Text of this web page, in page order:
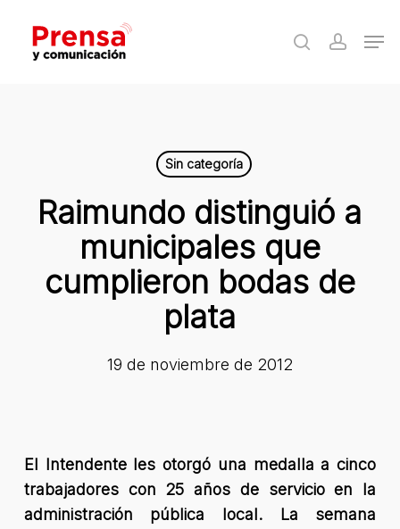
main
search
Sin categoría
Raimundo distinguió a
municipales que
cumplieron bodas de
plata
19 de noviembre de 2012
El Intendente les otorgó una medalla a cinco
trabajadores con 25 años de servicio en la
administración pública local. La semana